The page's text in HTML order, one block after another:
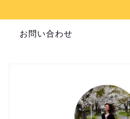
お問い合わせ